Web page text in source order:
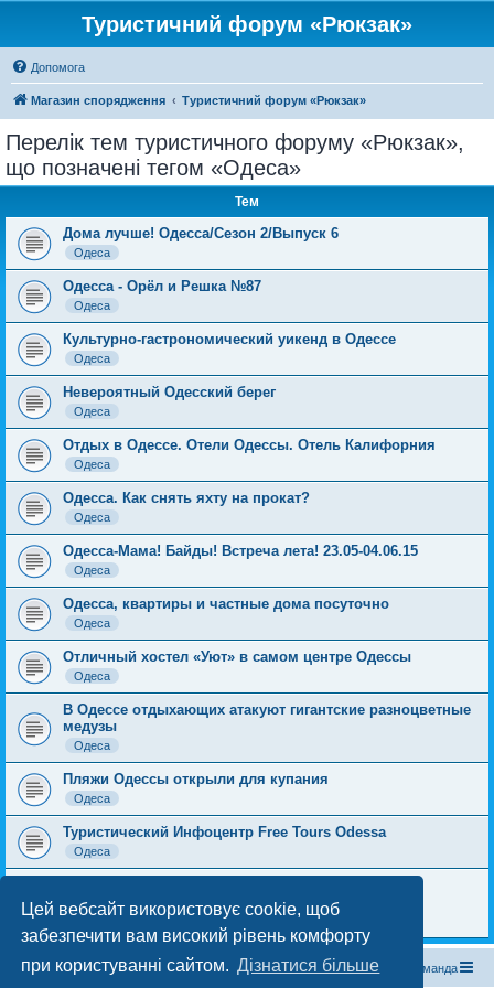
Цей вебсайт використовує cookie, щоб
забезпечити вам високий рівень комфорту
при користуванні сайтом. Дізнатися більше
Туристичний форум «Рюкзак»
Допомога
Магазин спорядження Туристичний форум «Рюкзак»
Перелік тем туристичного форуму «Рюкзак»,
що позначені тегом «Одеса»
Тем
Дома лучше! Одесса/Сезон 2/Выпуск 6
Одеса
Одесса - Орёл и Решка №87
Одеса
Культурно-гастрономический уикенд в Одессе
Одеса
Невероятный Одесский берег
Одеса
Отдых в Одессе. Отели Одессы. Отель Калифорния
Одеса
Одесса. Как снять яхту на прокат?
Одеса
Одесса-Мама! Байды! Встреча лета! 23.05-04.06.15
Одеса
Одесса, квартиры и частные дома посуточно
Одеса
Отличный хостел «Уют» в самом центре Одессы
Одеса
В Одессе отдыхающих атакуют гигантские разноцветные
медузы
Одеса
Пляжи Одессы открыли для купания
Одеса
Туристический Инфоцентр Free Tours Odessa
Одеса
Фонтане
Магазин спорядження Туристичний форум «Рюкзак» Команда